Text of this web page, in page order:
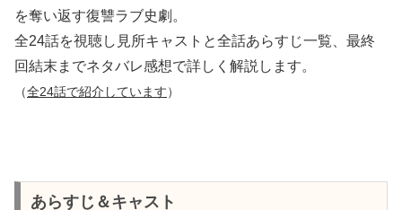
を奪い返す復讐ラブ史劇。
全24話を視聴し見所キャストと全話あらすじ一覧、最終
回結末までネタバレ感想で詳しく解説します。
（全24話で紹介しています）
あらすじ＆キャスト